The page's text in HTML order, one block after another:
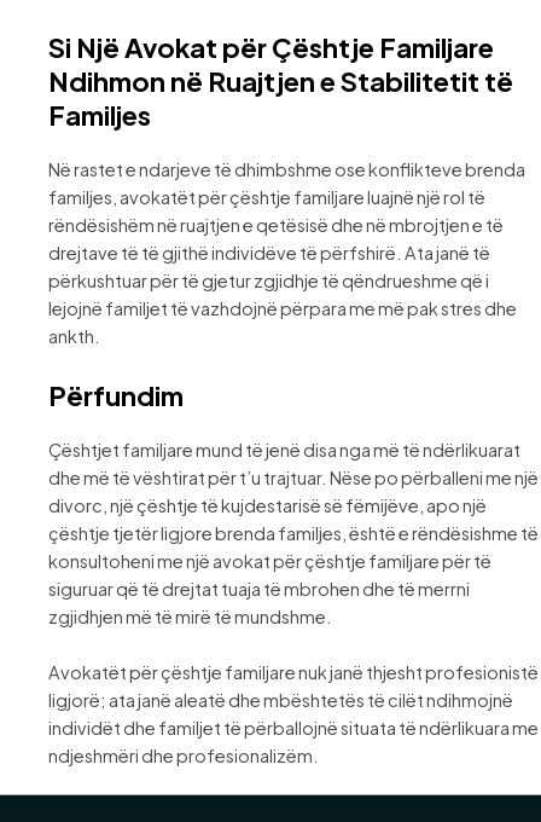
Si Një Avokat për Çështje Familjare
Ndihmon në Ruajtjen e Stabilitetit të
Familjes
Në rastet e ndarjeve të dhimbshme ose konflikteve brenda
familjes, avokatët për çështje familjare luajnë një rol të
rëndësishëm në ruajtjen e qetësisë dhe në mbrojtjen e të
drejtave të të gjithë individëve të përfshirë. Ata janë të
përkushtuar për të gjetur zgjidhje të qëndrueshme që i
lejojnë familjet të vazhdojnë përpara me më pak stres dhe
ankth.
Përfundim
Çështjet familjare mund të jenë disa nga më të ndërlikuarat
dhe më të vështirat për t’u trajtuar. Nëse po përballeni me një
divorc, një çështje të kujdestarisë së fëmijëve, apo një
çështje tjetër ligjore brenda familjes, është e rëndësishme të
konsultoheni me një avokat për çështje familjare për të
siguruar që të drejtat tuaja të mbrohen dhe të merrni
zgjidhjen më të mirë të mundshme.
Avokatët për çështje familjare nuk janë thjesht profesionistë
ligjorë; ata janë aleatë dhe mbështetës të cilët ndihmojnë
individët dhe familjet të përballojnë situata të ndërlikuara me
ndjeshmëri dhe profesionalizëm.